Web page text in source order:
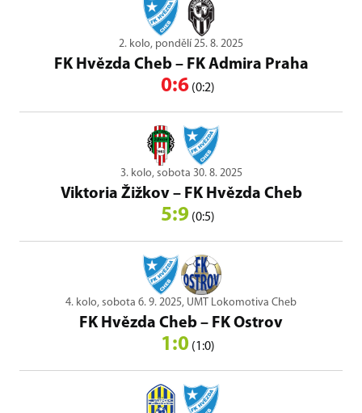
2. kolo, pondělí 25. 8. 2025
FK Hvězda Cheb– FK Admira Praha
0:6 (0:2)
3. kolo, sobota 30. 8. 2025
Viktoria Žižkov– FK Hvězda Cheb
5:9 (0:5)
4. kolo, sobota 6. 9. 2025, UMT Lokomotiva Cheb
FK Hvězda Cheb – FK Ostrov
1:0 (1:0)